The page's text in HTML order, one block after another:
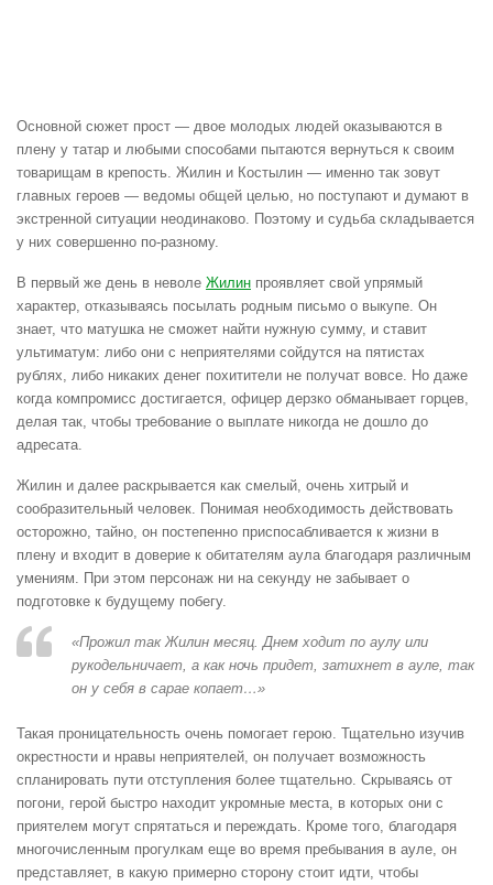
Основной сюжет прост — двое молодых людей оказываются в
плену у татар и любыми способами пытаются вернуться к своим
товарищам в крепость. Жилин и Костылин — именно так зовут
главных героев — ведомы общей целью, но поступают и думают в
экстренной ситуации неодинаково. Поэтому и судьба складывается
у них совершенно по-разному.
В первый же день в неволе Жилин проявляет свой упрямый
характер, отказываясь посылать родным письмо о выкупе. Он
знает, что матушка не сможет найти нужную сумму, и ставит
ультиматум: либо они с неприятелями сойдутся на пятистах
рублях, либо никаких денег похитители не получат вовсе. Но даже
когда компромисс достигается, офицер дерзко обманывает горцев,
делая так, чтобы требование о выплате никогда не дошло до
адресата.
Жилин и далее раскрывается как смелый, очень хитрый и
сообразительный человек. Понимая необходимость действовать
осторожно, тайно, он постепенно приспосабливается к жизни в
плену и входит в доверие к обитателям аула благодаря различным
умениям. При этом персонаж ни на секунду не забывает о
подготовке к будущему побегу.
«Прожил так Жилин месяц. Днем ходит по аулу или
рукодельничает, а как ночь придет, затихнет в ауле, так
он у себя в сарае копает…»
Такая проницательность очень помогает герою. Тщательно изучив
окрестности и нравы неприятелей, он получает возможность
спланировать пути отступления более тщательно. Скрываясь от
погони, герой быстро находит укромные места, в которых они с
приятелем могут спрятаться и переждать. Кроме того, благодаря
многочисленным прогулкам еще во время пребывания в ауле, он
представляет, в какую примерно сторону стоит идти, чтобы